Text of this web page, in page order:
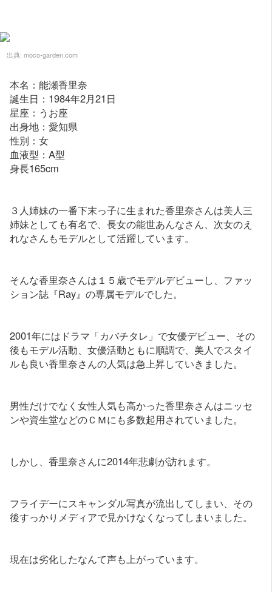
出典: moco-garden.com
本名：能瀬香里奈
誕生日：1984年2月21日
星座：うお座
出身地：愛知県
性別：女
血液型：A型
身長165cm
３人姉妹の一番下末っ子に生まれた香里奈さんは美人三
姉妹としても有名で、長女の能世あんなさん、次女のえ
れなさんもモデルとして活躍しています。
そんな香里奈さんは１５歳でモデルデビューし、ファッ
ション誌『Ray』の専属モデルでした。
2001年にはドラマ「カバチタレ」で女優デビュー、その
後もモデル活動、女優活動ともに順調で、美人でスタイ
ルも良い香里奈さんの人気は急上昇していきました。
男性だけでなく女性人気も高かった香里奈さんはニッセ
ンや資生堂などのＣＭにも多数起用されていました。
しかし、香里奈さんに2014年悲劇が訪れます。
フライデーにスキャンダル写真が流出してしまい、その
後すっかりメディアで見かけなくなってしまいました。
現在は劣化したなんて声も上がっています。